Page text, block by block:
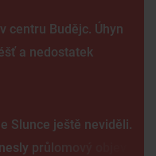
centru Budějc. Úhyn
a nedostatek
Slunce ještě neviděli.
průlomový objev